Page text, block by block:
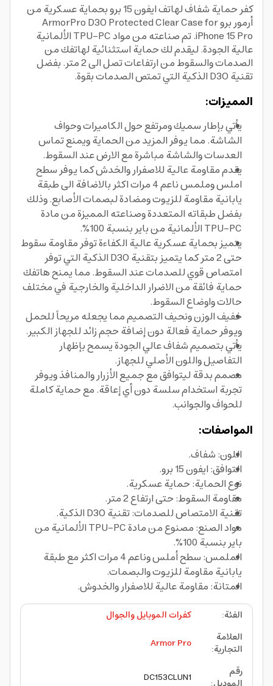
كفر حماية شفاف لهاتف ايفون 15 برو بحماية عسكرية من
أرمور برو ArmorPro D3O Protected Clear Case for
iPhone 15 Pro. تم صناعته من مواد TPU-PC الألمانية
عالية الجودة. ليقدم لك حماية استثنائية لهاتفك من
الصدمات والسقوط من ارتفاعات تصل الى 2 متر. بفضل
تقنية D3O الذكية التي تمتص الصدمات بقوة.
المميزات:
يأتي بإطار سميك ومرتفع حول الكاميرات وحواف
الشاشة. مما يوفر المزيد من الحماية ويمنع تماس
العدسات والشاشة مباشرة مع الارض عند السقوط.
يقدم مقاومة عالية للاصفرار والخدش كما يوفر سطح
املس وملمس ناعم 4 مرات اكثر بالاضافة الى طبقة
يابانية مقاومة للزيوت ومضادة لبصمات الأصابع. وذلك
بفضل طبقاته المتعددة وصناعته المميزة من مادة
TPU-PC الألمانية من باير بنسبة 100%.
يتميز بحماية عسكرية عالية الكفاءة توفر مقاومة سقوط
حتى 2 متر كما يتميز بتقنية D3O الذكية التي توفر
امتصاص قوي للصدمات عند السقوط. مما يمنح هاتفك
حماية فائقة من الاضرار الداخلية والخارجية في مختلف
حالات واوضاع السقوط.
خفيف الوزن ونحيف التصميم مما يجعله مريحاً للحمل
ويوفر حماية فعالة دون إضافة حجم زائد للجهاز الكبير.
يأتي بتصميم شفاف عالي الجودة يسمح بإظهار
التفاصيل واللون الأصلي للجهاز.
مصمم بدقة ليتوافق مع جميع الأزرار والمنافذ ويوفر
تجربة استخدام سلسة دون أي إعاقة. مع حماية كاملة
للحواف والجوانب.
المواصفات:
اللون: شفاف.
التوافق: ايفون 15 برو.
نوع الحماية: حماية عسكرية.
مقاومة السقوط: حتى ارتفاع 2 متر.
تقنية الامتصاص للصدمات: تقنية D3O الذكية.
مواد الصنع: مصنوع من مادة TPU-PC الألمانية من
باير بنسبة 100%.
الملمس: سطح أملس وناعم 4 مرات اكثر مع طبقة
يابانية مقاومة للزيوت والبصمات.
المتانة: مقاومة عالية للاصفرار والخدوش.
الفئة:
كفرات الموبايل والجوال
العلامة
التجارية:
Armor Pro
رقم
DC153CLUN1